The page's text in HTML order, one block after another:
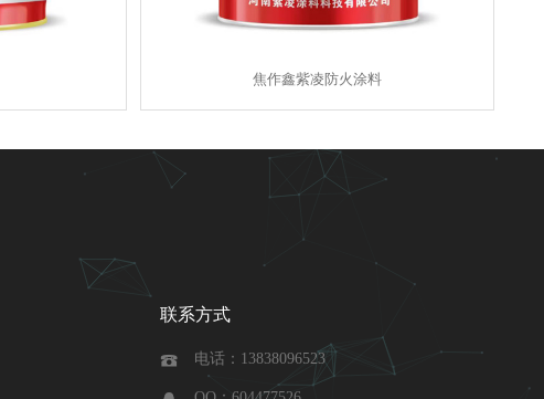
焦作鑫紫凌防火涂料
联系方式
 电话：13838096523